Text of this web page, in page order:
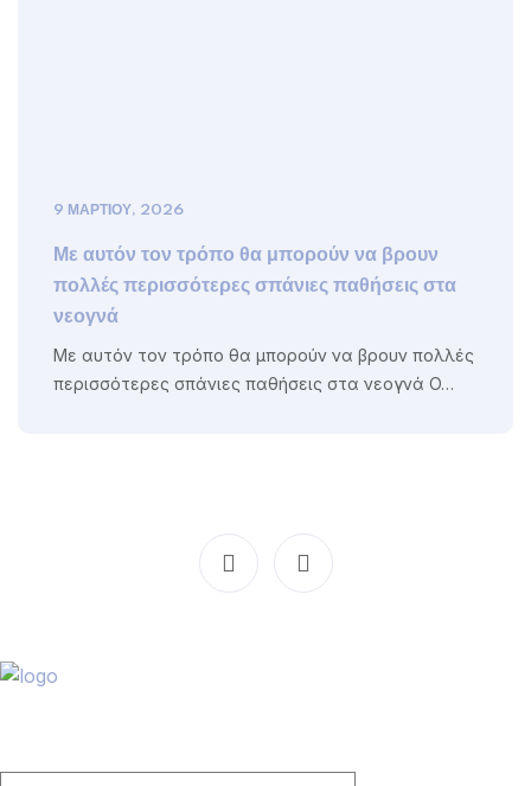
9 ΜΑΡΤΊΟΥ, 2026
Με αυτόν τον τρόπο θα μπορούν να βρουν
πολλές περισσότερες σπάνιες παθήσεις στα
νεογνά
Με αυτόν τον τρόπο θα μπορούν να βρουν πολλές
περισσότερες σπάνιες παθήσεις στα νεογνά O…